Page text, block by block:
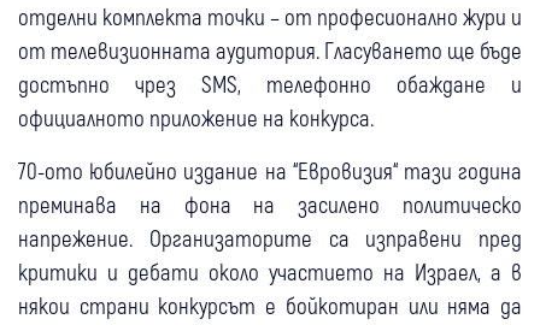
отделни комплекта точки – от професионално жури и
от телевизионната аудитория. Гласуването ще бъде
достъпно чрез SMS, телефонно обаждане и
официалното приложение на конкурса.
70-ото юбилейно издание на “Евровизия“ тази година
преминава на фона на засилено политическо
напрежение. Организаторите са изправени пред
критики и дебати около участието на Израел, а в
някои страни конкурсът е бойкотиран или няма да